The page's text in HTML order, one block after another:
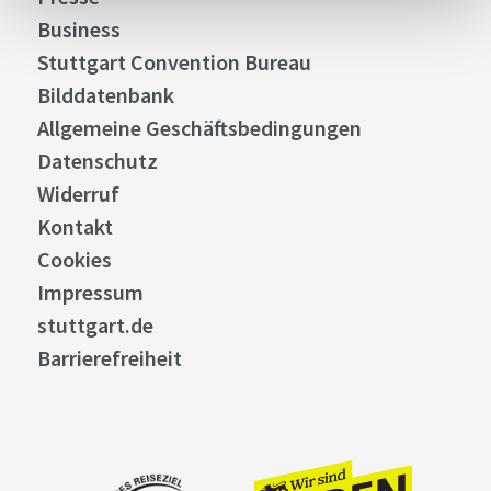
Business
Stuttgart Convention Bureau
Bilddatenbank
Allgemeine Geschäftsbedingungen
Datenschutz
Widerruf
Kontakt
Cookies
Impressum
stuttgart.de
Barrierefreiheit